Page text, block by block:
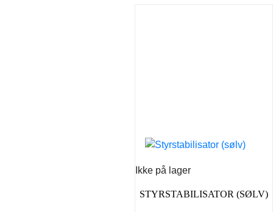
Ikke på lager
STYRSTABILISATOR (SØLV)